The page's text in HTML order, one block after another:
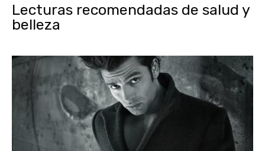
Lecturas recomendadas de salud y
belleza